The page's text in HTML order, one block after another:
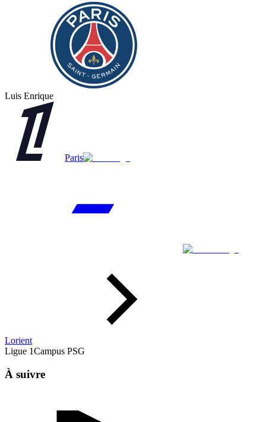
Luis Enrique
Paris
Lorient
Ligue 1Campus PSG
À suivre